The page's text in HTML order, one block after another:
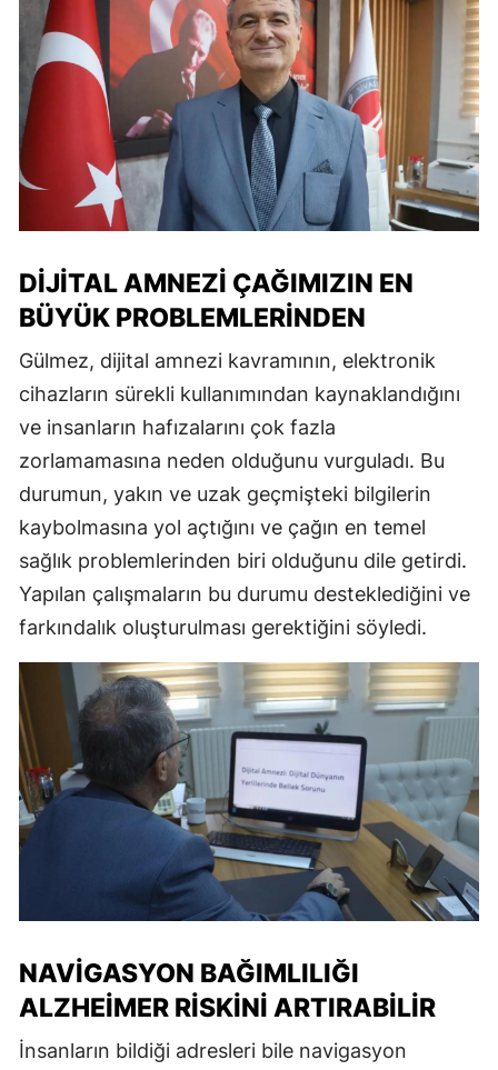
DIJITAL AMNEZI ÇAĞIMIZIN EN
BÜYÜK PROBLEMLERINDEN
Gülmez, dijital amnezi kavramının, elektronik
cihazların sürekli kullanımından kaynaklandığını
ve insanların hafızalarını çok fazla
zorlamamasına neden olduğunu vurguladı. Bu
durumun, yakın ve uzak geçmişteki bilgilerin
kaybolmasına yol açtığını ve çağın en temel
sağlık problemlerinden biri olduğunu dile getirdi.
Yapılan çalışmaların bu durumu desteklediğini ve
farkındalık oluşturulması gerektiğini söyledi.
NAVIGASYON BAĞIMLILIĞI
ALZHEIMER RISKINI ARTIRABILIR
İnsanların bildiği adresleri bile navigasyon